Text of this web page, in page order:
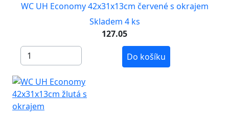
WC UH Economy 42x31x13cm červené s okrajem
Skladem 4 ks
127.05
Do košíku